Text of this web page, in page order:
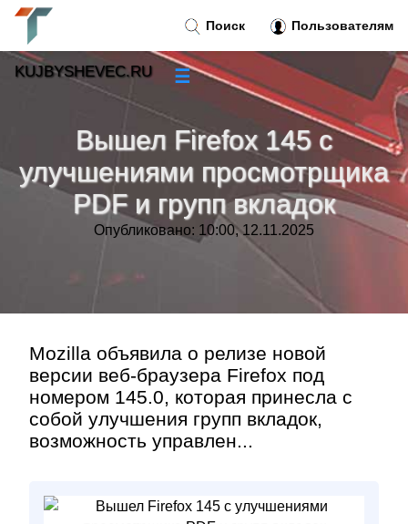
Вышел Firefox 145 с
улучшениями просмотрщика
PDF и групп вкладок
Опубликовано: 10:00, 12.11.2025
Mozilla объявила о релизе новой
версии веб-браузера Firefox под
номером 145.0, которая принесла с
собой улучшения групп вкладок,
возможность управлен...
Поиск Пользователям
KUJBYSHEVEC.RU ☰
Новости»
Тренды новостей»
Рубрики»
Контакт»